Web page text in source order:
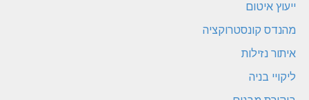
ייעוץ איטום
מהנדס קונסטרוקציה
איתור נזילות
ליקויי בניה